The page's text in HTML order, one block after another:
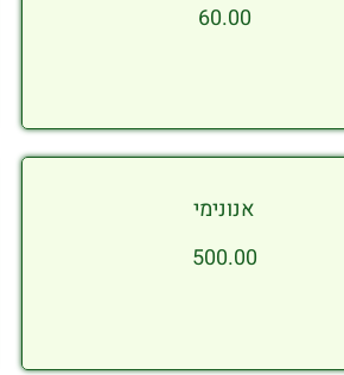
60.00
אנונימי
500.00